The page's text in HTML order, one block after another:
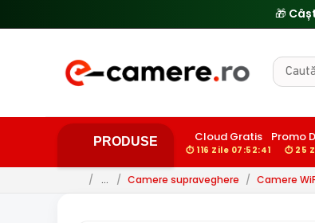
PRODUSE Cloud Gratis
⏱ 116 Zile 07:52:39
Promo
⏱ 25
/ … / Camere supraveghere / Camere